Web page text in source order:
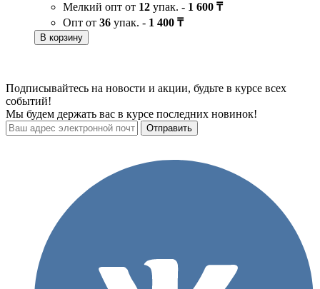
Мелкий опт от 12 упак. - 1 600 ₸
Опт от 36 упак. - 1 400 ₸
В корзину
Подписывайтесь на новости и акции, будьте в курсе всех
событий!
Мы будем держать вас в курсе последних новинок!